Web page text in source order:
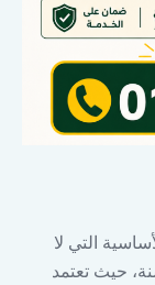
التي لا
حيث تعتمد